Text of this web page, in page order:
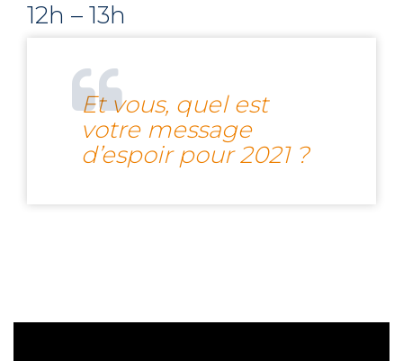
12h – 13h
Et vous, quel est
votre message
d’espoir pour 2021 ?